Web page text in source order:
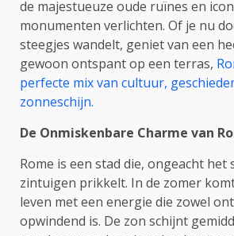
de majestueuze oude ruïnes en
monumenten verlichten. Of je nu
steegjes wandelt, geniet van een
gewoon ontspant op een terras,
perfecte mix van cultuur,
zonneschijn.
De Onmiskenbare Charme van
Rome is een stad die, ongeacht het
zintuigen prikkelt. In de zomer
leven met een energie die zowel
opwindend is. De zon schijnt